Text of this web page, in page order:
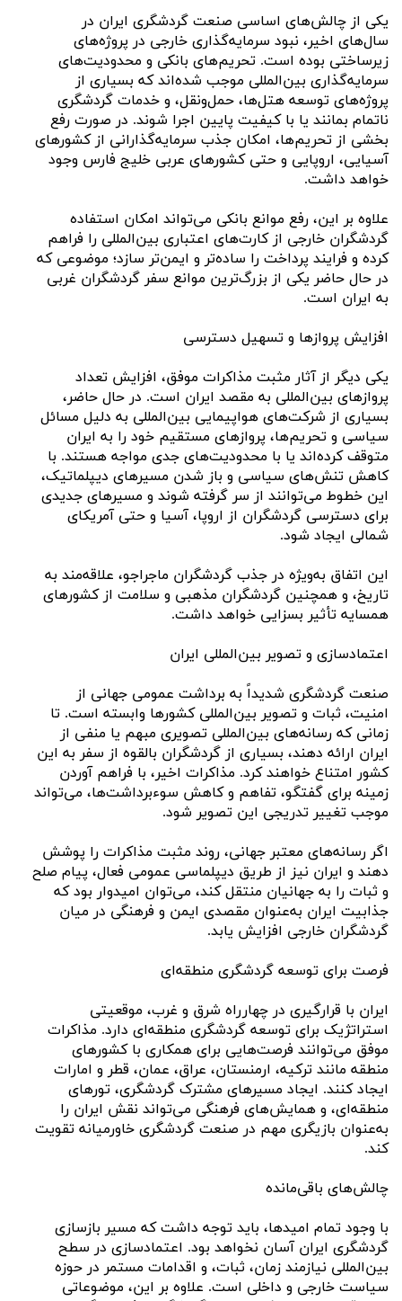
یکی از چالش‌های اساسی صنعت گردشگری ایران در
سال‌های اخیر، نبود سرمایه‌گذاری خارجی در پروژه‌های
زیرساختی بوده است. تحریم‌های بانکی و محدودیت‌های
سرمایه‌گذاری بین‌المللی موجب شده‌اند که بسیاری از
پروژه‌های توسعه هتل‌ها، حمل‌ونقل، و خدمات گردشگری
ناتمام بمانند یا با کیفیت پایین اجرا شوند. در صورت رفع
بخشی از تحریم‌ها، امکان جذب سرمایه‌گذارانی از کشورهای
آسیایی، اروپایی و حتی کشورهای عربی خلیج فارس وجود
خواهد داشت.
علاوه بر این، رفع موانع بانکی می‌تواند امکان استفاده
گردشگران خارجی از کارت‌های اعتباری بین‌المللی را فراهم
کرده و فرایند پرداخت را ساده‌تر و ایمن‌تر سازد؛ موضوعی که
در حال حاضر یکی از بزرگ‌ترین موانع سفر گردشگران غربی
به ایران است.
افزایش پروازها و تسهیل دسترسی
یکی دیگر از آثار مثبت مذاکرات موفق، افزایش تعداد
پروازهای بین‌المللی به مقصد ایران است. در حال حاضر،
بسیاری از شرکت‌های هواپیمایی بین‌المللی به دلیل مسائل
سیاسی و تحریم‌ها، پروازهای مستقیم خود را به ایران
متوقف کرده‌اند یا با محدودیت‌های جدی مواجه هستند. با
کاهش تنش‌های سیاسی و باز شدن مسیرهای دیپلماتیک،
این خطوط می‌توانند از سر گرفته شوند و مسیرهای جدیدی
برای دسترسی گردشگران از اروپا، آسیا و حتی آمریکای
شمالی ایجاد شود.
این اتفاق به‌ویژه در جذب گردشگران ماجراجو، علاقه‌مند به
تاریخ، و همچنین گردشگران مذهبی و سلامت از کشورهای
همسایه تأثیر بسزایی خواهد داشت.
اعتمادسازی و تصویر بین‌المللی ایران
صنعت گردشگری شدیداً به برداشت عمومی جهانی از
امنیت، ثبات و تصویر بین‌المللی کشورها وابسته است. تا
زمانی که رسانه‌های بین‌المللی تصویری مبهم یا منفی از
ایران ارائه دهند، بسیاری از گردشگران بالقوه از سفر به این
کشور امتناع خواهند کرد. مذاکرات اخیر، با فراهم آوردن
زمینه برای گفتگو، تفاهم و کاهش سوء‌برداشت‌ها، می‌تواند
موجب تغییر تدریجی این تصویر شود.
اگر رسانه‌های معتبر جهانی، روند مثبت مذاکرات را پوشش
دهند و ایران نیز از طریق دیپلماسی عمومی فعال، پیام صلح
و ثبات را به جهانیان منتقل کند، می‌توان امیدوار بود که
جذابیت ایران به‌عنوان مقصدی ایمن و فرهنگی در میان
گردشگران خارجی افزایش یابد.
فرصت برای توسعه گردشگری منطقه‌ای
ایران با قرارگیری در چهارراه شرق و غرب، موقعیتی
استراتژیک برای توسعه گردشگری منطقه‌ای دارد. مذاکرات
موفق می‌توانند فرصت‌هایی برای همکاری با کشورهای
منطقه مانند ترکیه، ارمنستان، عراق، عمان، قطر و امارات
ایجاد کنند. ایجاد مسیرهای مشترک گردشگری، تورهای
منطقه‌ای، و همایش‌های فرهنگی می‌تواند نقش ایران را
به‌عنوان بازیگری مهم در صنعت گردشگری خاورمیانه تقویت
کند.
چالش‌های باقی‌مانده
با وجود تمام امیدها، باید توجه داشت که مسیر بازسازی
گردشگری ایران آسان نخواهد بود. اعتمادسازی در سطح
بین‌المللی نیازمند زمان، ثبات، و اقدامات مستمر در حوزه
سیاست خارجی و داخلی است. علاوه بر این، موضوعاتی